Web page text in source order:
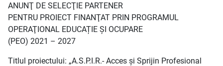
ANUNŢ DE SELECŢIE PARTENER
PENTRU PROIECT FINANŢAT PRIN PROGRAMUL
OPERAŢIONAL EDUCAȚIE ȘI OCUPARE
(PEO) 2021 – 2027
Titlul proiectului: „A.S.P.I.R.- Acces și Sprijin Profesional